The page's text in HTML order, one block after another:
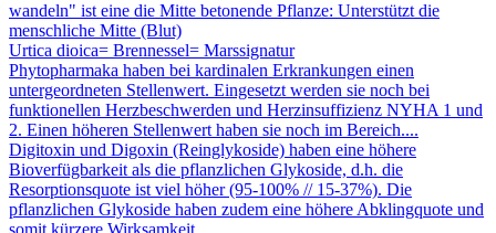
wandeln" ist eine die Mitte betonende Pflanze: Unterstützt die
menschliche Mitte (Blut)
Urtica dioica= Brennessel= Marssignatur
Phytopharmaka haben bei kardinalen Erkrankungen einen
untergeordneten Stellenwert. Eingesetzt werden sie noch bei
funktionellen Herzbeschwerden und Herzinsuffizienz NYHA 1 und
2. Einen höheren Stellenwert haben sie noch im Bereich....
Digitoxin und Digoxin (Reinglykoside) haben eine höhere
Bioverfügbarkeit als die pflanzlichen Glykoside, d.h. die
Resorptionsquote ist viel höher (95-100% // 15-37%). Die
pflanzlichen Glykoside haben zudem eine höhere Abklingquote und
somit kürzere Wirksamkeit.